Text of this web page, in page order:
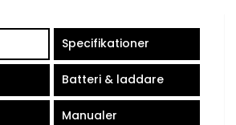
Specifikationer
Batteri & laddare
Manualer